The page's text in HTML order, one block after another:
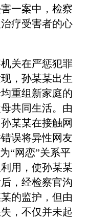
一案中，检察
疗受害者的心
关在严惩犯罪
，孙某某出生
重组新家庭的
共同生活。由
某某在接触网
误将异性网友
“网恋”关系平
用，使孙某某
，经检察官沟
的监护，但由
，不仅并未起